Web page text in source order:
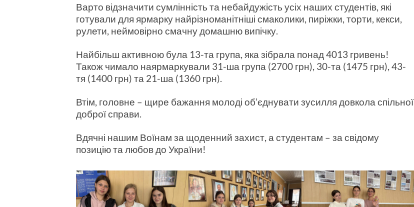
Варто відзначити сумлінність та небайдужість усіх наших студентів, які
готували для ярмарку найрізноманітніші смаколики, пиріжки, торти, кекси,
рулети, неймовірно смачну домашню випічку.
Найбільш активною була 13-та група, яка зібрала понад 4013 гривень!
Також чимало наярмаркували 31-ша група (2700 грн), 30-та (1475 грн), 43-
тя (1400 грн) та 21-ша (1360 грн).
Втім, головне – щире бажання молоді об’єднувати зусилля довкола спільної
доброї справи.
Вдячні нашим Воїнам за щоденний захист, а студентам – за свідому
позицію та любов до України!